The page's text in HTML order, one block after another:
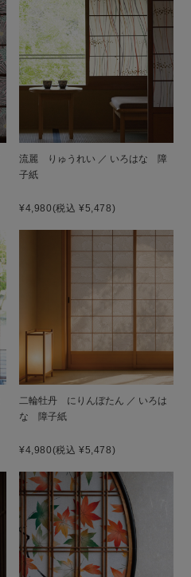
流麗 りゅうれい ／ いろはな 障
子紙
¥4,980(税込 ¥5,478)
二輪牡丹 にりんぼたん ／ いろは
な 障子紙
¥4,980(税込 ¥5,478)